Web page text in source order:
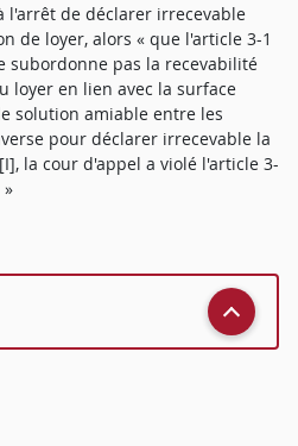
l'arrêt de déclarer irrecevable
de loyer, alors « que l'article 3-1
subordonne pas la recevabilité
loyer en lien avec la surface
solution amiable entre les
pour déclarer irrecevable la
la cour d'appel a violé l'article 3-